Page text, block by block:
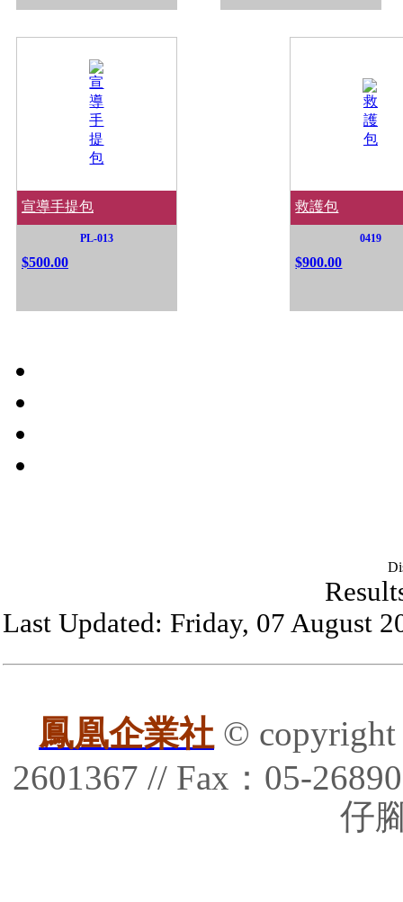
宣導手提包
PL-013
$500.00
救護包
0419
$900.00
Last Updated: Friday, 07 August
鳳凰企業社 © copyright
2601367 // Fax：05-
仔